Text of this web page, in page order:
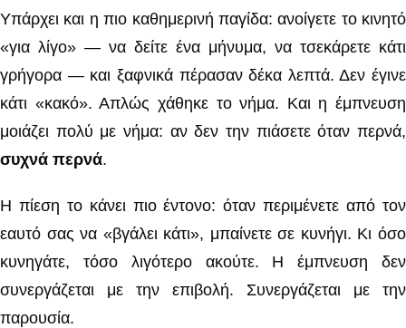
Υπάρχει και η πιο καθημερινή παγίδα: ανοίγετε το κινητό
«για λίγο» — να δείτε ένα μήνυμα, να τσεκάρετε κάτι
γρήγορα — και ξαφνικά πέρασαν δέκα λεπτά. Δεν έγινε
κάτι «κακό». Απλώς χάθηκε το νήμα. Και η έμπνευση
μοιάζει πολύ με νήμα: αν δεν την πιάσετε όταν περνά,
συχνά περνά.
Η πίεση το κάνει πιο έντονο: όταν περιμένετε από τον
εαυτό σας να «βγάλει κάτι», μπαίνετε σε κυνήγι. Κι όσο
κυνηγάτε, τόσο λιγότερο ακούτε. Η έμπνευση δεν
συνεργάζεται με την επιβολή. Συνεργάζεται με την
παρουσία.